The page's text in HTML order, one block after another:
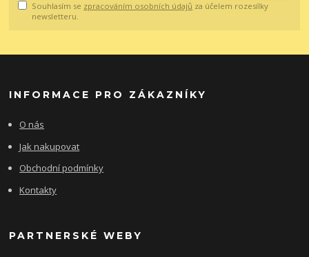
Souhlasím se zpracováním osobních údajů za účelem rozesílky
newsletteru.
INFORMACE PRO ZÁKAZNÍKY
O nás
Jak nakupovat
Obchodní podmínky
Kontakty
PARTNERSKÉ WEBY